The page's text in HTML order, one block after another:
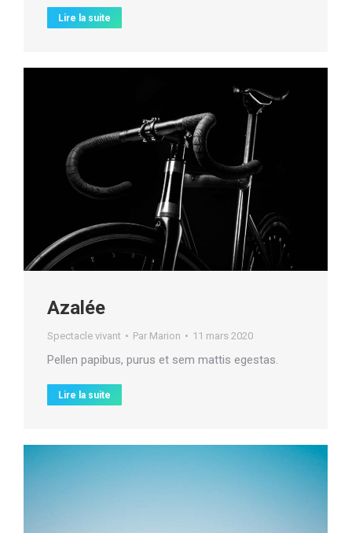
Lire la suite
Azalée
Spectacle vivant Par Marion 11 mars 2020
Pellen papibus, purus et sem mattis egestas.
Lire la suite